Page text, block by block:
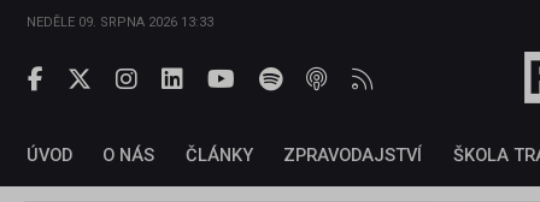
NEDĚLE 09. SRPNA 2026 13:33
ÚVOD O NÁS ČLÁNKY ZPRAVODAJSTVÍ ŠKOLA